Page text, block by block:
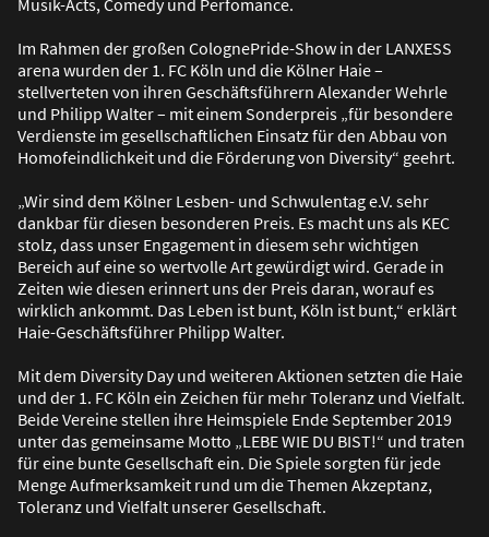
Im Rahmen der großen ColognePride-Show in der LANXESS
arena wurden der 1. FC Köln und die Kölner Haie –
stellverteten von ihren Geschäftsführern Alexander Wehrle
und Philipp Walter – mit einem Sonderpreis „für besondere
Verdienste im gesellschaftlichen Einsatz für den Abbau von
Homofeindlichkeit und die Förderung von Diversity“ geehrt.
„Wir sind dem Kölner Lesben- und Schwulentag e.V. sehr
dankbar für diesen besonderen Preis. Es macht uns als KEC
stolz, dass unser Engagement in diesem sehr wichtigen
Bereich auf eine so wertvolle Art gewürdigt wird. Gerade in
Zeiten wie diesen erinnert uns der Preis daran, worauf es
wirklich ankommt. Das Leben ist bunt, Köln ist bunt,“ erklärt
Haie-Geschäftsführer Philipp Walter.
Mit dem Diversity Day und weiteren Aktionen setzten die Haie
und der 1. FC Köln ein Zeichen für mehr Toleranz und Vielfalt.
Beide Vereine stellen ihre Heimspiele Ende September 2019
unter das gemeinsame Motto „LEBE WIE DU BIST!“ und traten
für eine bunte Gesellschaft ein. Die Spiele sorgten für jede
Menge Aufmerksamkeit rund um die Themen Akzeptanz,
Toleranz und Vielfalt unserer Gesellschaft.